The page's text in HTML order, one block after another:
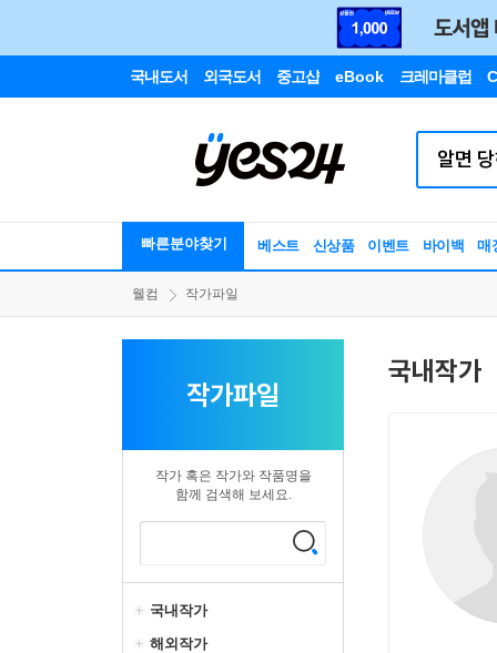
국내도서 외국도서 중고샵 eBook 크레마클럽
빠른분야찾기 베스트 신상품 이벤트 바이백 매
웰컴 작가파일
작가파일
작가 혹은 작가와 작품명을
함께 검색해 보세요.
국내작가
해외작가
국내작가